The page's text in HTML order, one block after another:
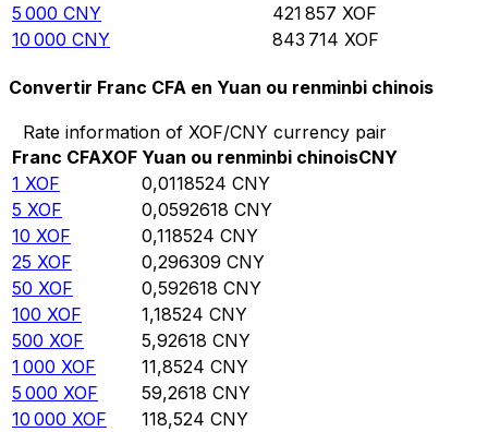
5 000 CNY 421 857 XOF
10 000 CNY 843 714 XOF
Convertir Franc CFA en Yuan ou renminbi chinois
Rate information of XOF/CNY currency pair
Franc CFAXOF Yuan ou renminbi chinoisCNY
1 XOF 0,0118524 CNY
5 XOF 0,0592618 CNY
10 XOF 0,118524 CNY
25 XOF 0,296309 CNY
50 XOF 0,592618 CNY
100 XOF 1,18524 CNY
500 XOF 5,92618 CNY
1 000 XOF 11,8524 CNY
5 000 XOF 59,2618 CNY
10 000 XOF 118,524 CNY